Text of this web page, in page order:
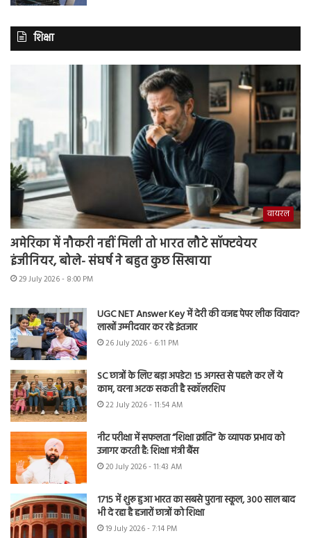
शिक्षा
वायरल
अमेरिका में नौकरी नहीं मिली तो भारत लौटे सॉफ्टवेयर
इंजीनियर, बोले- संघर्ष ने बहुत कुछ सिखाया
29 July 2026 - 8:00 PM
UGC NET Answer Key में देरी की वजह पेपर लीक विवाद?
लाखों उम्मीदवार कर रहे इंतजार
26 July 2026 - 6:11 PM
SC छात्रों के लिए बड़ा अपडेट! 15 अगस्त से पहले कर लें ये
काम, वरना अटक सकती है स्कॉलरशिप
22 July 2026 - 11:54 AM
नीट परीक्षा में सफलता “शिक्षा क्रांति” के व्यापक प्रभाव को
उजागर करती है: शिक्षा मंत्री बैंस
20 July 2026 - 11:43 AM
1715 में शुरू हुआ भारत का सबसे पुराना स्कूल, 300 साल बाद
भी दे रहा है हजारों छात्रों को शिक्षा
19 July 2026 - 7:14 PM